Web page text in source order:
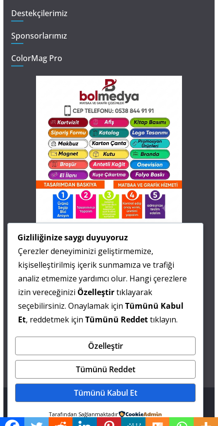
Destekçilerimiz
Sponsorlarımız
ColorMag Pro
0 505 677 40 87
Fatma MARMARA
0 538 844 90 90
Mesut IŞIKAY
admin@sultanmagazin.com
Tüm hakları saklıdır © 2026Sultan Magazin
Gizliliğinize saygı duyuyoruz
Çerezler deneyiminizi geliştirmemize,
kişiselleştirilmiş içerik sunmamıza ve trafiği
analiz etmemize yardımcı olur. Hangi çerezlere
izin vereceğinizi Özelleştirtıklayarak
seçebilirsiniz. Onaylamak için Tümünü Kabul
Et, reddetmek için Tümünü Reddettıklayın.
Özelleştir
Tümünü Reddet
Tümünü Kabul Et
Tarafından Sağlanmaktadır